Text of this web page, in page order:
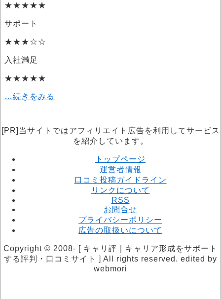
★★★★★
サポート
★★★☆☆
入社満足
★★★★★
…続きをみる
[PR]当サイトではアフィリエイト広告を利用してサービス
を紹介しています。
トップページ
運営者情報
口コミ投稿ガイドライン
リンクについて
RSS
お問合せ
プライバシーポリシー
広告の取扱いについて
Copyright © 2008- [ キャリ評｜キャリア形成をサポート
する評判・口コミサイト ] All rights reserved. edited by
webmori